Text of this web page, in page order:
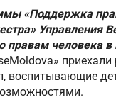
«Поддержка
Управления
правам человека
приехали
воспитывающие